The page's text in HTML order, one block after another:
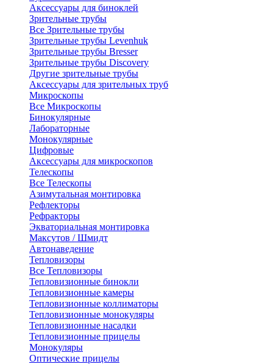
Аксессуары для биноклей
Зрительные трубы
Все Зрительные трубы
Зрительные трубы Levenhuk
Зрительные трубы Bresser
Зрительные трубы Discovery
Другие зрительные трубы
Аксессуары для зрительных труб
Микроскопы
Все Микроскопы
Бинокулярные
Лабораторные
Монокулярные
Цифровые
Аксессуары для микроскопов
Телескопы
Все Телескопы
Азимутальная монтировка
Рефлекторы
Рефракторы
Экваториальная монтировка
Максутов / Шмидт
Автонаведение
Тепловизоры
Все Тепловизоры
Тепловизионные бинокли
Тепловизионные камеры
Тепловизионные коллиматоры
Тепловизионные монокуляры
Тепловизионные насадки
Тепловизионные прицелы
Монокуляры
Оптические прицелы